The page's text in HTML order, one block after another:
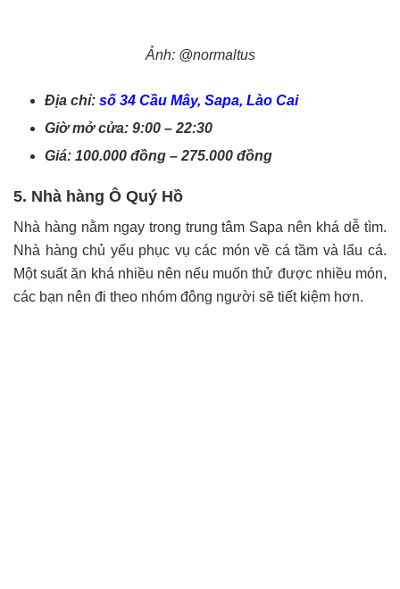
Ảnh: @normaltus
Địa chỉ: số 34 Cầu Mây, Sapa, Lào Cai
Giờ mở cửa: 9:00 – 22:30
Giá: 100.000 đồng – 275.000 đồng
5. Nhà hàng Ô Quý Hồ
Nhà hàng nằm ngay trong trung tâm Sapa nên khá dễ tìm.
Nhà hàng chủ yếu phục vụ các món về cá tầm và lẩu cá.
Một suất ăn khá nhiều nên nếu muốn thử được nhiều món,
các bạn nên đi theo nhóm đông người sẽ tiết kiệm hơn.